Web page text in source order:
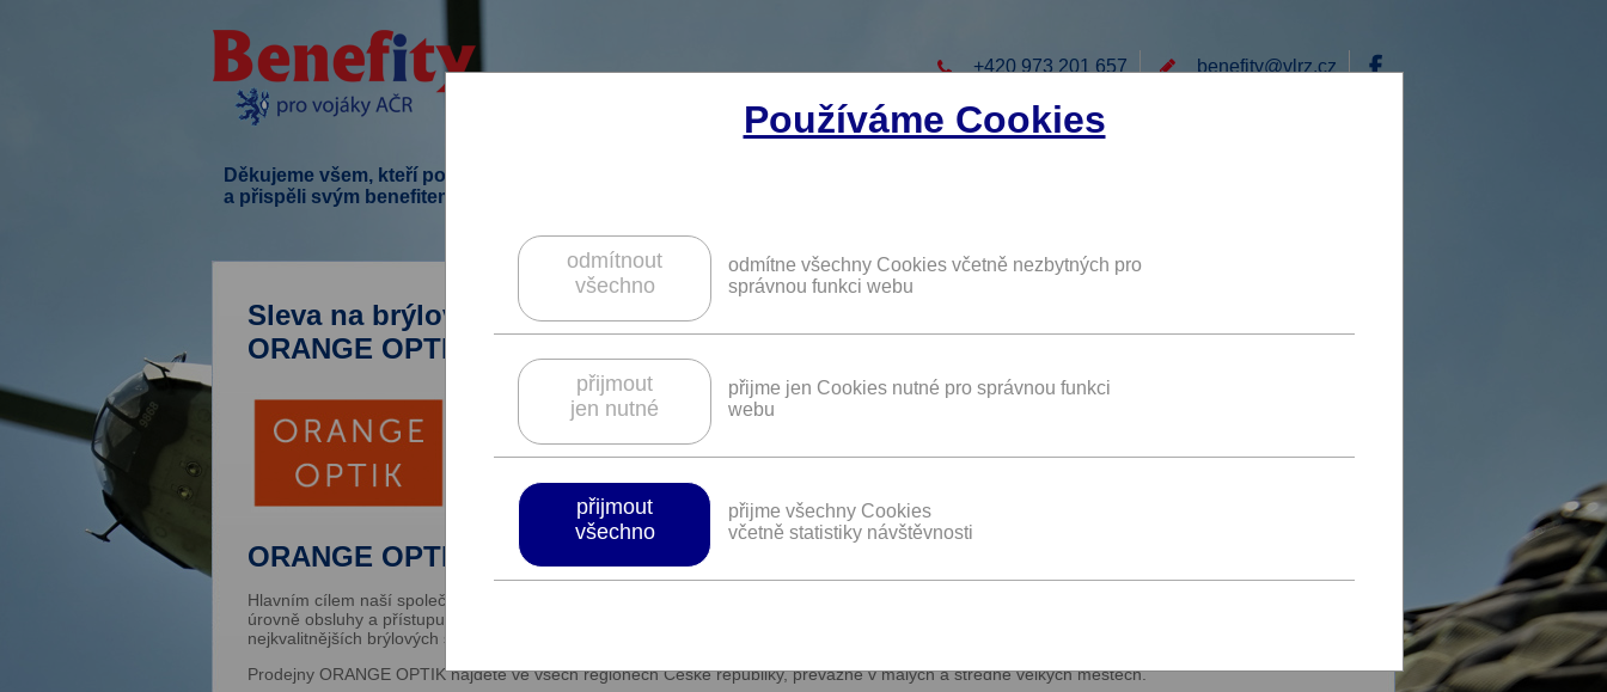
+420 973 201 657 benefity@vlrz.cz
Děkujeme všem, kteří podpořili tento projekt
a přispěli svým benefitem.
Používáme Cookies
odmítnout
všechno
odmítne všechny Cookies včetně nezbytných pro
správnou funkci webu
přijmout
jen nutné
přijme jen Cookies nutné pro správnou funkci
webu
přijmout
všechno
přijme všechny Cookies
včetně statistiky návštěvnosti
35 % až 60 %
Sleva na brýlová skla a obruby v prodejnách oční optiky
ORANGE OPTIK.
Platnost není časově omezena.
ORANGE OPTIK je síť očních optik po celé České republice.
Hlavním cílem naší společnosti je kvalifikovaně pomáhat zákazníkům v péči o jejich zrak, cílené zvyšování kvality nabídky zboží a služeb, celkové
úrovně obsluhy a přístupu k našim zákazníkům. Hlavním konceptem naší společnosti je široká nabídka vlastních i značkových brýlových obrub,
nejkvalitnějších brýlových skel a slunečních brýlí, dostupných pro všechny příjmové i věkové skupiny.
Prodejny ORANGE OPTIK najdete ve všech regionech České republiky, převážně v malých a středně velkých městech.